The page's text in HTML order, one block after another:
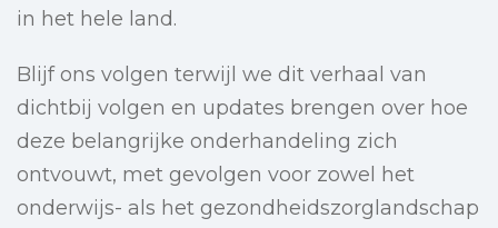
in het hele land.
Blijf ons volgen terwijl we dit verhaal van
dichtbij volgen en updates brengen over hoe
deze belangrijke onderhandeling zich
ontvouwt, met gevolgen voor zowel het
onderwijs- als het gezondheidszorglandschap